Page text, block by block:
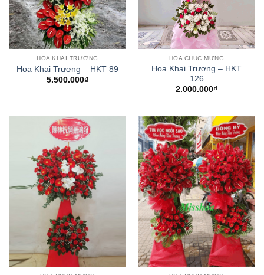
HOA KHAI TRƯƠNG
Hoa Khai Trương – HKT 89
5.500.000₫
HOA CHÚC MỪNG
Hoa Khai Trương – HKT
126
2.000.000₫